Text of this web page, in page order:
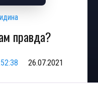
правда?
26.07.2021